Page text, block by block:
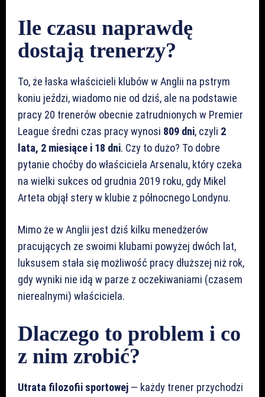
Ile czasu naprawdę
dostają trenerzy?
To, że łaska właścicieli klubów w Anglii na pstrym
koniu jeździ, wiadomo nie od dziś, ale na podstawie
pracy 20 trenerów obecnie zatrudnionych w Premier
League średni czas pracy wynosi 809 dni, czyli 2
lata, 2 miesiące i 18 dni. Czy to dużo? To dobre
pytanie choćby do właściciela Arsenalu, który czeka
na wielki sukces od grudnia 2019 roku, gdy Mikel
Arteta objął stery w klubie z północnego Londynu.
Mimo że w Anglii jest dziś kilku menedżerów
pracujących ze swoimi klubami powyżej dwóch lat,
luksusem stała się możliwość pracy dłuższej niż rok,
gdy wyniki nie idą w parze z oczekiwaniami (czasem
nierealnymi) właściciela.
Dlaczego to problem i co
z nim zrobić?
Utrata filozofii sportowej — każdy trener przychodzi